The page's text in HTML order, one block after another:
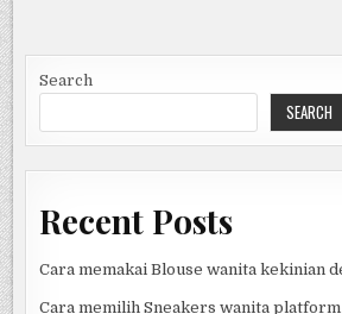
DAN
LAGU-
Search
SEARCH
Recent Posts
Cara memakai Blouse wanita kekinian
Cara memilih Sneakers wanita